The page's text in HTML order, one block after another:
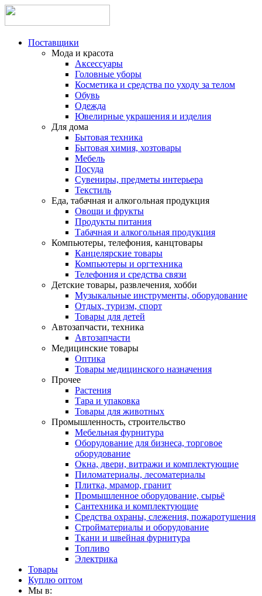
Поставщики
Мода и красота
Аксессуары
Головные уборы
Косметика и средства по уходу за телом
Обувь
Одежда
Ювелирные украшения и изделия
Для дома
Бытовая техника
Бытовая химия, хозтовары
Мебель
Посуда
Сувениры, предметы интерьера
Текстиль
Еда, табачная и алкогольная продукция
Овощи и фрукты
Продукты питания
Табачная и алкогольная продукция
Компьютеры, телефония, канцтовары
Канцелярские товары
Компьютеры и оргтехника
Телефония и средства связи
Детские товары, развлечения, хобби
Музыкальные инструменты, оборудование
Отдых, туризм, спорт
Товары для детей
Автозапчасти, техника
Автозапчасти
Медицинские товары
Оптика
Товары медицинского назначения
Прочее
Растения
Тара и упаковка
Товары для животных
Промышленность, строительство
Мебельная фурнитура
Оборудование для бизнеса, торговое
оборудование
Окна, двери, витражи и комплектующие
Пиломатериалы, лесоматериалы
Плитка, мрамор, гранит
Промышленное оборудование, сырьё
Сантехника и комплектующие
Средства охраны, слежения, пожаротушения
Стройматериалы и оборудование
Ткани и швейная фурнитура
Топливо
Электрика
Товары
Куплю оптом
Мы в: